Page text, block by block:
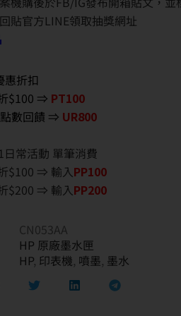
貼官方LINE領取抽獎網址
惠折扣
$100 ⇒ PT100
點數回饋 ⇒ UR800
常活動 單筆消費
$100 ⇒ 輸入PP100
$200 ⇒ 輸入PP200
CN053AA
HP 原廠墨水匣
HP, 印表機, 噴墨, 墨水